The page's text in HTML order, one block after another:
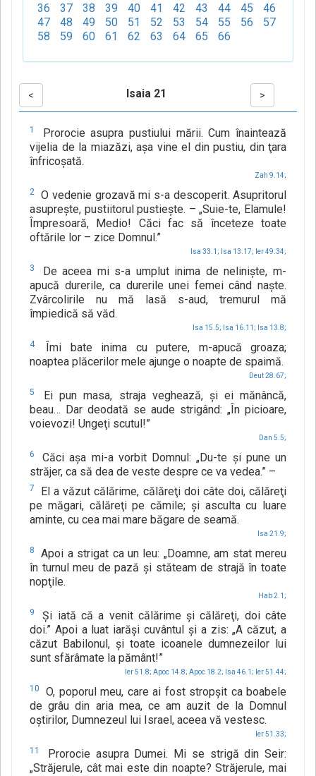
36
37 38 39 40 41 42 43 44 45
46
47
48 49 50 51 52 53 54 55 56
57
58
59 60 61 62 63 64 65 66
< Isaia 21 >
1
Prorocie asupra pustiului mării. Cum înaintează
vijelia de la miazăzi, aşa vine el din pustiu, din ţara
înfricoşată.
Zah 9.14;
2
O vedenie grozavă mi s-a descoperit. Asupritorul
asupreşte, pustiitorul pustieşte. – „Suie-te, Elamule!
Împresoară, Medio! Căci fac să înceteze toate
oftările lor – zice Domnul.”
Isa 33.1; Isa 13.17; Ier 49.34;
3
De aceea mi s-a umplut inima de nelinişte, m-
apucă durerile, ca durerile unei femei când naşte.
Zvârcolirile nu mă lasă s-aud, tremurul mă
împiedică să văd.
Isa 15.5; Isa 16.11; Isa 13.8;
4
Îmi bate inima cu putere, m-apucă groaza;
noaptea plăcerilor mele ajunge o noapte de spaimă.
Deut 28.67;
5
Ei pun masa, straja veghează, şi ei mănâncă,
beau… Dar deodată se aude strigând: „În picioare,
voievozi! Ungeţi scutul!”
Dan 5.5;
6
Căci aşa mi-a vorbit Domnul: „Du-te şi pune un
străjer, ca să dea de veste despre ce va vedea.” –
7
El a văzut călărime, călăreţi doi câte doi, călăreţi
pe măgari, călăreţi pe cămile; şi asculta cu luare
aminte, cu cea mai mare băgare de seamă.
Isa 21.9;
8
Apoi a strigat ca un leu: „Doamne, am stat mereu
în turnul meu de pază şi stăteam de strajă în toate
nopţile.
Hab 2.1;
9
Şi iată că a venit călărime şi călăreţi, doi câte
doi.” Apoi a luat iarăşi cuvântul şi a zis: „A căzut, a
căzut Babilonul, şi toate icoanele dumnezeilor lui
sunt sfărâmate la pământ!”
Ier 51.8; Apoc 14.8; Apoc 18.2; Isa 46.1; Ier 51.44;
10
O, poporul meu, care ai fost stropşit ca boabele
de grâu din aria mea, ce am auzit de la Domnul
oştirilor, Dumnezeul lui Israel, aceea vă vestesc.
Ier 51.33;
11
Prorocie asupra Dumei. Mi se strigă din Seir:
„Străjerule, cât mai este din noapte? Străjerule, mai